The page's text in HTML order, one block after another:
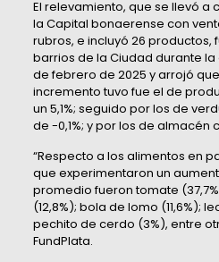
El relevamiento, que se llevó a
la Capital bonaerense con
rubros, e incluyó 26 productos,
barrios de la Ciudad durante
de febrero de 2025 y arrojó
incremento tuvo fue el de
un 5,1%; seguido por los de
de -0,1%; y por los de almacén
“Respecto a los alimentos en
que experimentaron un
promedio fueron tomate
(12,8%); bola de lomo (11,6%);
pechito de cerdo (3%), entre
FundPlata.